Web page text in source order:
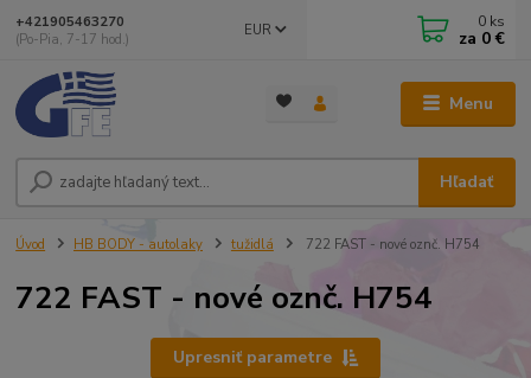
Menu
EUR
Hľadať
+421905463270
(Po-Pia, 7-17 hod.)
0 ks
za 0 €
Úvod HB BODY - autolaky tužidlá 722 FAST - nové oznč. H754
722 FAST - nové oznč. H754
Upresniť parametre